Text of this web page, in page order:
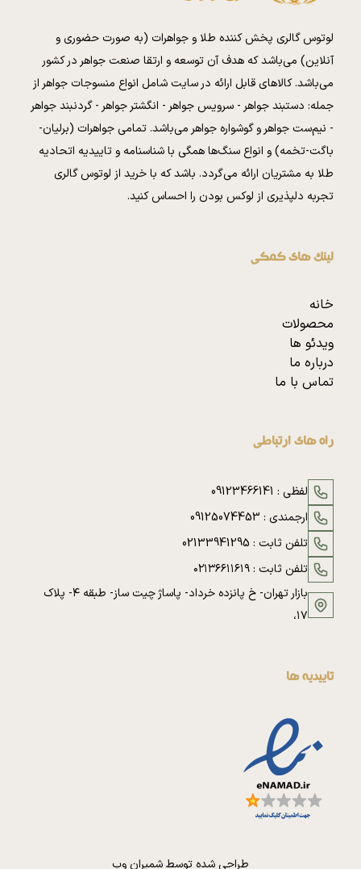
لوتوس گالری پخش کننده طلا و جواهرات (به صورت حضوری و
آنلاین) می‌باشد که هدف آن توسعه و ارتقا صنعت جواهر در کشور
می‌باشد. کالا‌های قابل ارائه در سایت شامل انواع منسوجات جواهر از
جمله: دستبند جواهر - سرویس جواهر - انگشتر جواهر - گردنبند جواهر
- نیم‌ست جواهر و گوشواره جواهر می‌باشد. تمامی جواهرات (برلیان-
باگت-تخمه) و انواع سنگ‌ها همگی با شناسنامه و تاییدیه اتحادیه
طلا به مشتریان ارائه می‌گردد. باشد که با خرید از لوتوس گالری
تجربه دلپذیری از لوکس بودن را احساس کنید.
لینک های کمکی
خانه
محصولات
ویدئو ها
درباره ما
تماس با ما
راه های ارتباطی
لفظی : 09123466141
ارجمندی : 09125074453
تلفن ثابت : 02133941295
تلفن ثابت :۰۲۱۳۶۶۱۱۶۱۹
بازار تهران- خ پانزده خرداد- پاساژ چیت ساز- طبقه ۴- پلاک
۱۷،
تاییدیه ها
طراحی شده توسطشمیران وب